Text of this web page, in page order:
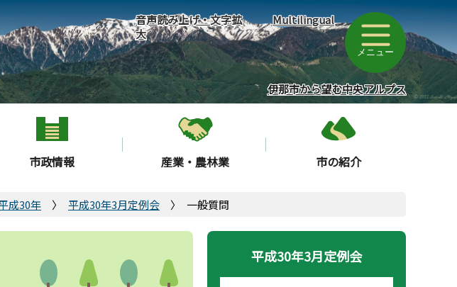
音声読み上げ・文字拡
大
Multilingual
メニュー
伊那市から望む中央アルプス
市政情報 産業・農林業 市の紹介
成30年 平成30年3月定例会 一般質問
平成30年3月定例会